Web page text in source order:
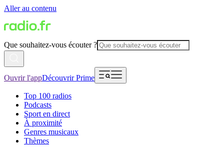
Aller au contenu
Que souhaitez-vous écouter ?
Ouvrir l'appDécouvrir Prime
Top 100 radios
Podcasts
Sport en direct
À proximité
Genres musicaux
Thèmes